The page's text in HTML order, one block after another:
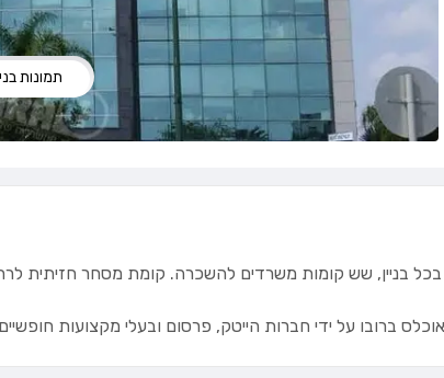
תמונות
בניין, שש קומות משרדים להשכרה. קומת מסחר חזיתית
ברובו על ידי חברות הייטק, פרסום ובעלי מקצועות